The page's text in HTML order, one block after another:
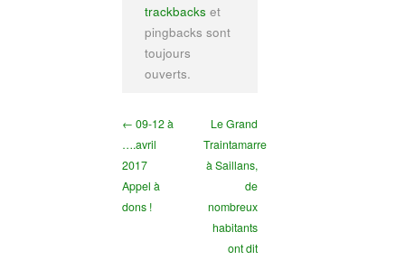
trackbacks et
pingbacks sont
toujours
ouverts.
← 09-12 à
….avril
2017
Appel à
dons !
Le Grand
Traintamarre
à Saillans,
de
nombreux
habitants
ont dit